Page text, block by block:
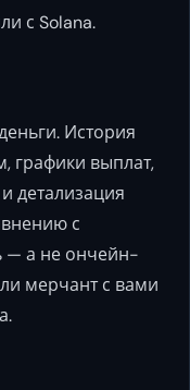
с Solana.
История
графики выплат,
детализация
с
— а не ончейн-
мерчант с вами